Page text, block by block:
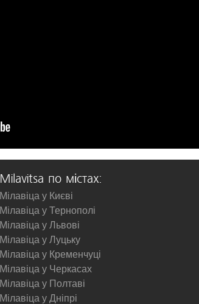
Milavitsa по містах:
Мілавіца у Києві
Мілавіца у Тернополі
Мілавіца у Львові
Мілавіца у Луцьку
Мілавіца у Кременчуці
Мілавіца у Черкасах
Мілавіца у Полтаві
Мілавіца у Дніпрі